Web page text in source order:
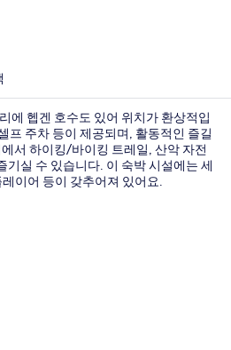
에 헵겐 호수도 있어 위치가 환상적입
프 주차 등이 제공되며, 활동적인 즐길
서 하이킹/바이킹 트레일, 산악 자전
기실 수 있습니다. 이 숙박 시설에는 세
이어 등이 갖추어져 있어요.